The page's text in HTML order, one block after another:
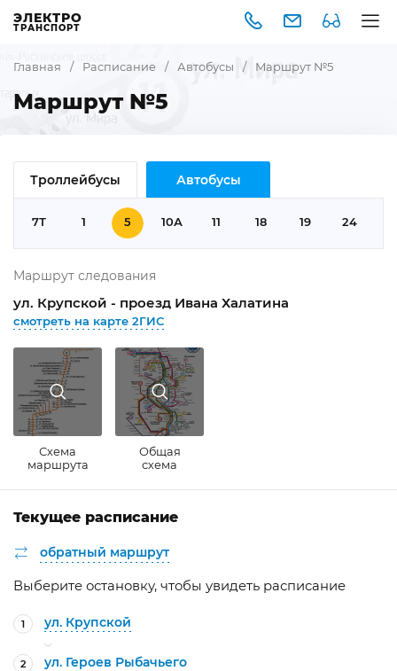
ЭЛЕКТРО
ТРАНСПОРТ
Главная / Расписание / Автобусы / Маршрут №5
Маршрут №5
Троллейбусы Автобусы
7Т 1 5 10А 11 18 19 24
Маршрут следования
ул. Крупской - проезд Ивана Халатина
смотреть на карте 2ГИС
Схема
маршрута
Общая
схема
Текущее расписание
обратный маршрут
Выберите остановку, чтобы увидеть расписание
1 ул. Крупской
2 ул. Героев Рыбачьего